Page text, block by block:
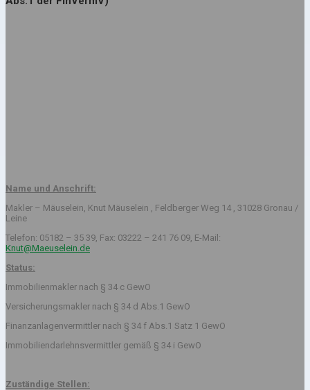
Name und Anschrift:
Makler – Mäuselein, Knut Mäuselein , Feldberger Weg 14 , 31028 Gronau /
Leine
Telefon: 05182 – 35 39, Fax: 03222 – 241 76 09, E-Mail:
Knut@Maeuselein.de
Status:
Immobilienmakler nach § 34 c GewO
Versicherungsmakler nach § 34 d Abs.1 GewO
Finanzanlagenvermittler nach § 34 f Abs.1 Satz 1 GewO
Immobiliendarlehnsvermittler gemäß § 34 i GewO
Zuständige Stellen: